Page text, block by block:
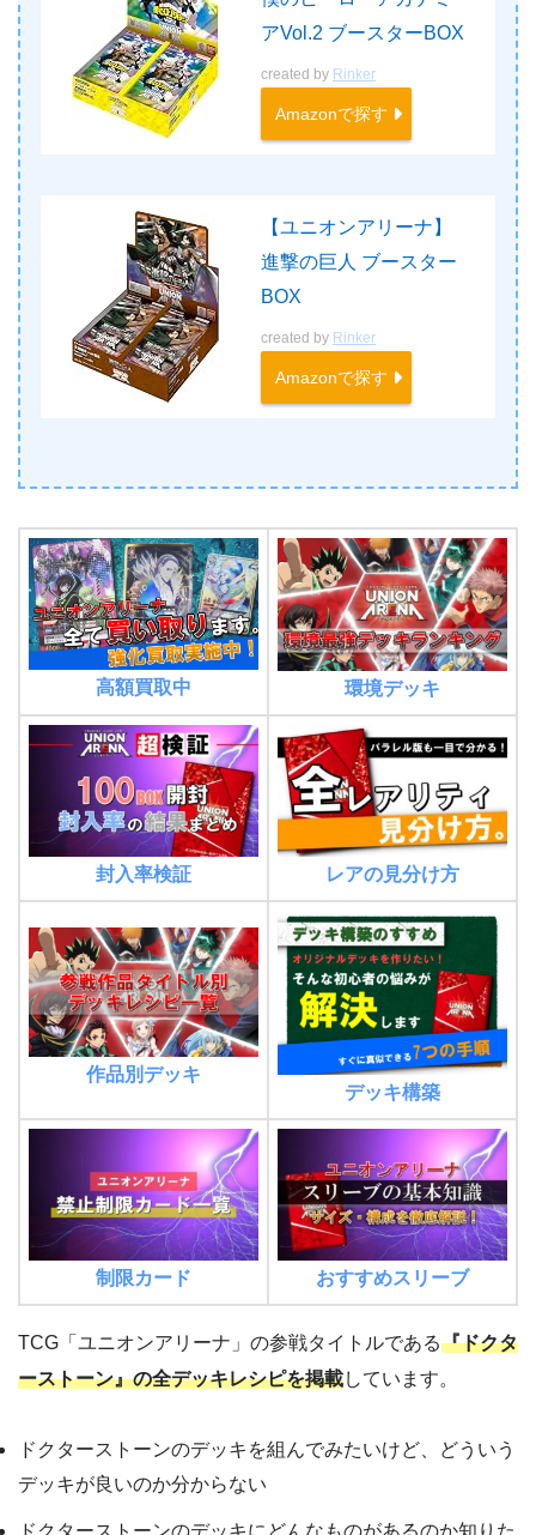
アVol.2 ブースターBOX
created by Rinker
Amazonで探す
【ユニオンアリーナ】
進撃の巨人 ブースター
BOX
created by Rinker
Amazonで探す
高額買取中 環境デッキ
封入率検証 レアの見分け方
作品別デッキ
デッキ構築
制限カード おすすめスリーブ
TCG「ユニオンアリーナ」の参戦タイトルである『ドクタ
ーストーン』の全デッキレシピを掲載しています。
ドクターストーンのデッキを組んでみたいけど、どういう
デッキが良いのか分からない